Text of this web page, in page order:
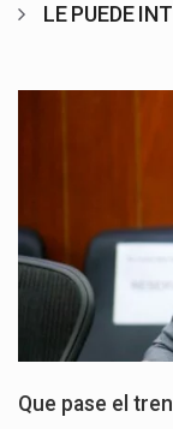
LE PUEDE
Que pase el